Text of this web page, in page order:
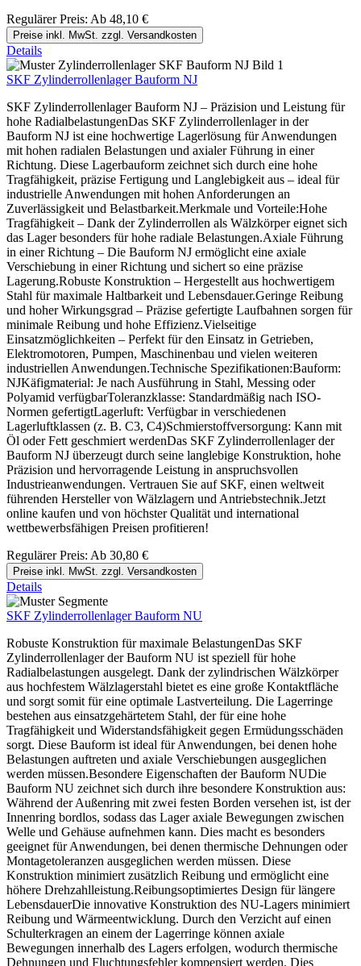
Regulärer Preis: Ab 48,10 €
Preise inkl. MwSt. zzgl. Versandkosten
Details
SKF Zylinderrollenlager Bauform NJ
SKF Zylinderrollenlager Bauform NJ – Präzision und Leistung für
hohe RadialbelastungenDas SKF Zylinderrollenlager in der
Bauform NJ ist eine hochwertige Lagerlösung für Anwendungen
mit hohen radialen Belastungen und axialer Führung in einer
Richtung. Diese Lagerbauform zeichnet sich durch eine hohe
Tragfähigkeit, präzise Fertigung und Langlebigkeit aus – ideal für
industrielle Anwendungen mit hohen Anforderungen an
Zuverlässigkeit und Belastbarkeit.Merkmale und Vorteile:Hohe
Tragfähigkeit – Dank der Zylinderrollen als Wälzkörper eignet sich
das Lager besonders für hohe radiale Belastungen.Axiale Führung
in einer Richtung – Die Bauform NJ ermöglicht eine axiale
Verschiebung in einer Richtung und sichert so eine präzise
Lagerung.Robuste Konstruktion – Hergestellt aus hochwertigem
Stahl für maximale Haltbarkeit und Lebensdauer.Geringe Reibung
und hoher Wirkungsgrad – Präzise gefertigte Laufbahnen sorgen für
minimale Reibung und hohe Effizienz.Vielseitige
Einsatzmöglichkeiten – Perfekt für den Einsatz in Getrieben,
Elektromotoren, Pumpen, Maschinenbau und vielen weiteren
industriellen Anwendungen.Technische Spezifikationen:Bauform:
NJKäfigmaterial: Je nach Ausführung in Stahl, Messing oder
Polyamid verfügbarToleranzklasse: Standardmäßig nach ISO-
Normen gefertigtLagerluft: Verfügbar in verschiedenen
Lagerluftklassen (z. B. C3, C4)Schmierstoffversorgung: Kann mit
Öl oder Fett geschmiert werdenDas SKF Zylinderrollenlager der
Bauform NJ überzeugt durch seine langlebige Konstruktion, hohe
Präzision und hervorragende Leistung in anspruchsvollen
Industrieanwendungen. Vertrauen Sie auf SKF, einen weltweit
führenden Hersteller von Wälzlagern und Antriebstechnik.Jetzt
online kaufen und von höchster Qualität und international
wettbewerbsfähigen Preisen profitieren!
Regulärer Preis: Ab 30,80 €
Preise inkl. MwSt. zzgl. Versandkosten
Details
SKF Zylinderrollenlager Bauform NU
Robuste Konstruktion für maximale BelastungenDas SKF
Zylinderrollenlager der Bauform NU ist speziell für hohe
Radialbelastungen ausgelegt. Dank der zylindrischen Wälzkörper
aus hochfestem Wälzlagerstahl bietet es eine große Kontaktfläche
und sorgt somit für eine optimale Lastverteilung. Die Lagerringe
bestehen aus einsatzgehärtetem Stahl, der für eine hohe
Tragfähigkeit und Widerstandsfähigkeit gegen Ermüdungsschäden
sorgt. Diese Bauform ist ideal für Anwendungen, bei denen hohe
Belastungen auftreten und axiale Verschiebungen ausgeglichen
werden müssen.Besondere Eigenschaften der Bauform NUDie
Bauform NU zeichnet sich durch ihre besondere Konstruktion aus:
Während der Außenring mit zwei festen Borden versehen ist, ist der
Innenring bordlos, sodass das Lager axiale Bewegungen zwischen
Welle und Gehäuse aufnehmen kann. Dies macht es besonders
geeignet für Anwendungen, bei denen thermische Dehnungen oder
Montagetoleranzen ausgeglichen werden müssen. Diese
Konstruktion minimiert zusätzlich Reibung und ermöglicht eine
höhere Drehzahlleistung.Reibungsoptimiertes Design für längere
LebensdauerDie innovative Konstruktion des NU-Lagers minimiert
Reibung und Wärmeentwicklung. Durch den Verzicht auf einen
Schulterkragen an einem der Lagerringe können axiale
Bewegungen innerhalb des Lagers erfolgen, wodurch thermische
Dehnungen und Fluchtungsfehler kompensiert werden. Dies